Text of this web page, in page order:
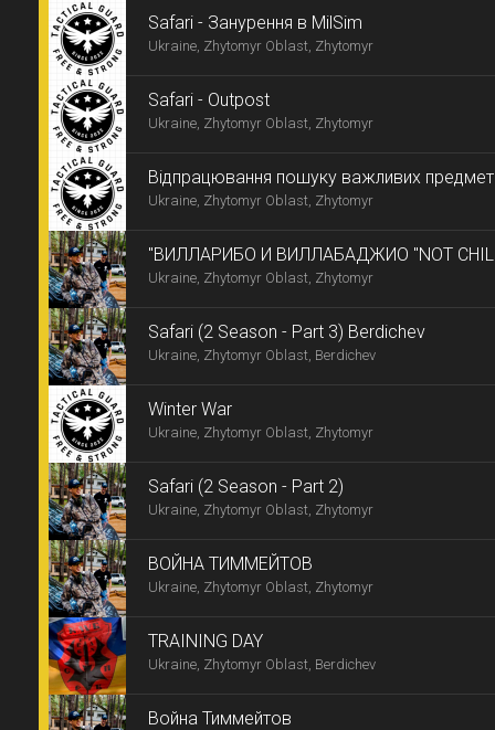
Safari - Занурення в MilSim
Ukraine, Zhytomyr Oblast, Zhytomyr
Safаri - Outpost
Ukraine, Zhytomyr Oblast, Zhytomyr
Відпрацювання пошуку важливих
турнікет)
Ukraine, Zhytomyr Oblast, Zhytomyr
"ВИЛЛАРИБО И ВИЛЛАБАДЖИО "NOT
AIRSOFT. Part-4
Ukraine, Zhytomyr Oblast, Zhytomyr
Safari (2 Season - Part 3) Berdichev
Ukraine, Zhytomyr Oblast, Berdichev
Winter War
Ukraine, Zhytomyr Oblast, Zhytomyr
Safari (2 Season - Part 2)
Ukraine, Zhytomyr Oblast, Zhytomyr
ВОЙНА ТИММЕЙТОВ
Ukraine, Zhytomyr Oblast, Zhytomyr
TRAINING DAY
Ukraine, Zhytomyr Oblast, Berdichev
Война Тиммейтов